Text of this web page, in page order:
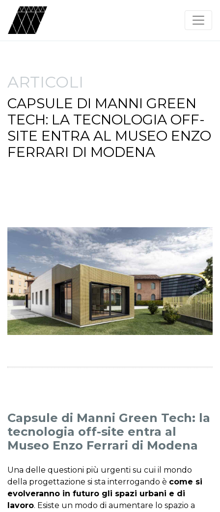
ARTICOLI
CAPSULE DI MANNI GREEN
TECH: LA TECNOLOGIA OFF-
SITE ENTRA AL MUSEO ENZO
FERRARI DI MODENA
Capsule di Manni Green Tech: la
tecnologia off-site entra al
Museo Enzo Ferrari di Modena
Una delle questioni più urgenti su cui il mondo
della progettazione si sta interrogando è come si
evolveranno in futuro gli spazi urbani e di
lavoro. Esiste un modo di aumentare lo spazio a